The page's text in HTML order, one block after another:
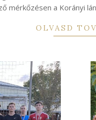
mérkőzésen a Korányi
OLVASD